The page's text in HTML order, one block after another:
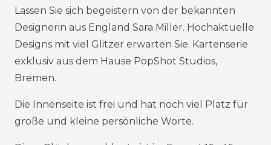
Lassen Sie sich begeistern von der bekannten
Designerin aus England Sara Miller. Hochaktuelle
Designs mit viel Glitzer erwarten Sie. Kartenserie
exklusiv aus dem Hause PopShot Studios,
Bremen.
Die Innenseite ist frei und hat noch viel Platz für
große und kleine persönliche Worte.